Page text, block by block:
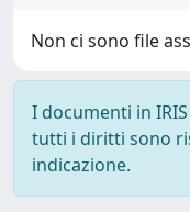
Non ci sono file
I documenti in
tutti i diritti sono
indicazione.